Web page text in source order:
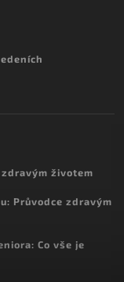
životem
Průvodce zdravým
Co vše je